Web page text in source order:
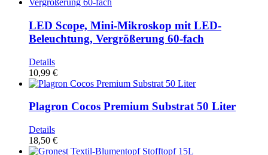
LED Scope, Mini-Mikroskop mit LED-
Beleuchtung, Vergrößerung 60-fach
Details
10,99 €
Plagron Cocos Premium Substrat 50 Liter
Details
18,50 €